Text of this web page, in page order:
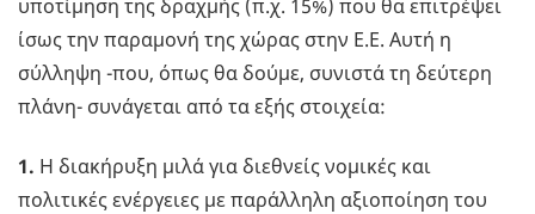
υποτίμηση της δραχμής (π.χ. 15%) που θα επιτρέψει
ίσως την παραμονή της χώρας στην Ε.Ε. Αυτή η
σύλληψη -που, όπως θα δούμε, συνιστά τη δεύτερη
πλάνη- συνάγεται από τα εξής στοιχεία:
1. Η διακήρυξη μιλά για διεθνείς νομικές και
πολιτικές ενέργειες με παράλληλη αξιοποίηση του